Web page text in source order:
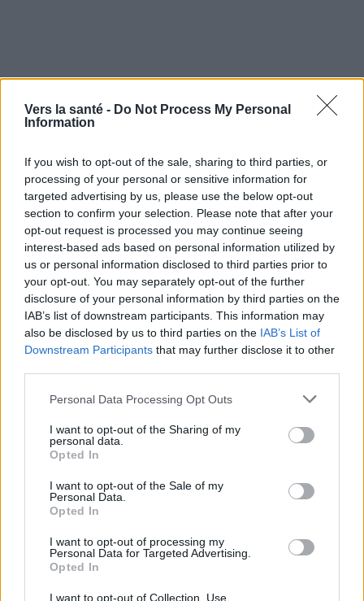
Vers la santé - Do Not Process My Personal
Information
If you wish to opt-out of the sale, sharing to third parties, or
processing of your personal or sensitive information for
targeted advertising by us, please use the below opt-out
section to confirm your selection. Please note that after your
opt-out request is processed you may continue seeing
interest-based ads based on personal information utilized by
us or personal information disclosed to third parties prior to
your opt-out. You may separately opt-out of the further
disclosure of your personal information by third parties on the
IAB’s list of downstream participants. This information may
also be disclosed by us to third parties on the IAB’s List of
Downstream Participants that may further disclose it to other
Please note that this website/app uses one or more Google
not limited to your visit or usage behaviour. You may click to
grant or deny consent to Google and its third-party tags to
use your data for below specified purposes in below Google
consent section.
Personal Data Processing Opt Outs
I want to opt-out of the Sharing of my
personal data.
Opted In
I want to opt-out of the Sale of my
Personal Data.
Opted In
I want to opt-out of processing my
Personal Data for Targeted Advertising.
Opted In
I want to opt-out of Collection, Use,
Utile? Partagez-le sur Facebook!
Vous voulez rester informé ? Suivez-
nous sur
Googl e
News
EN RAPPORT
Sujets Activité physique Avantages pour la santé
Brûler des calories
L'amélioration des performances Le sport pour tous
Natation
Renforcement des muscles Santé mentale